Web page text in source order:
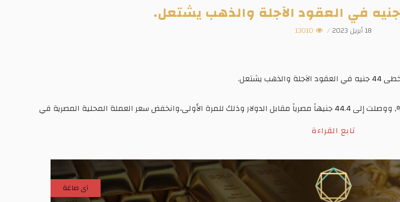
18 أبريل 2023 /
13010
جنيه في العقود الآجلة والذهب يشتعل.
ووصلتإلى جنيهاً مصرياً مقابل الدولار وذلك للمرة الأولى،وانخفضسعر العملة المحلية المصرية في
تابع القراءة
آى صاغة